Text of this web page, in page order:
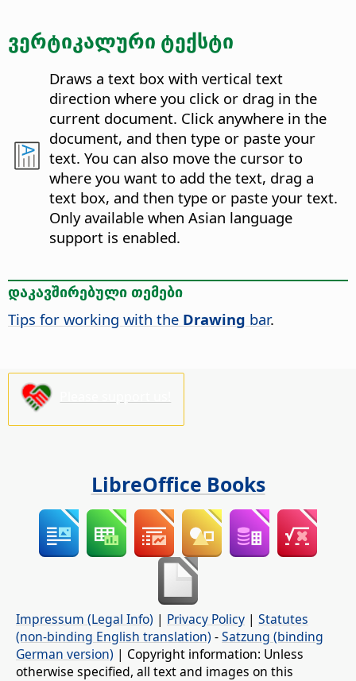
ვერტიკალური ტექსტი
Draws a text box with vertical text
direction where you click or drag in the
current document. Click anywhere in the
document, and then type or paste your
text. You can also move the cursor to
where you want to add the text, drag a
text box, and then type or paste your text.
Only available when Asian language
support is enabled.
დაკავშირებული თემები
Tips for working with the Drawing bar.
LibreOffice Books
Impressum (Legal Info) | Privacy Policy | Statutes
(non-binding English translation) -Satzung (binding
German version) | Copyright information: Unless
otherwise specified, all text and images on this